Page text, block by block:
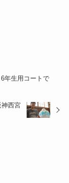
年生用コートで
神西宮